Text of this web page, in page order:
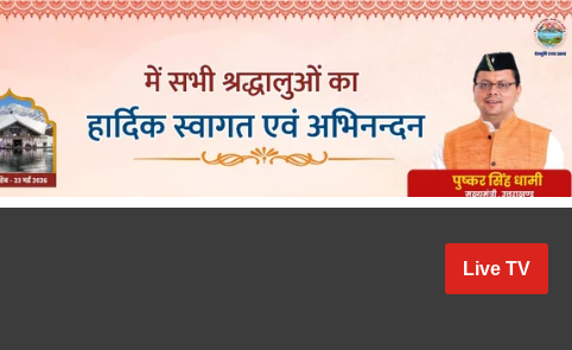
Live TV